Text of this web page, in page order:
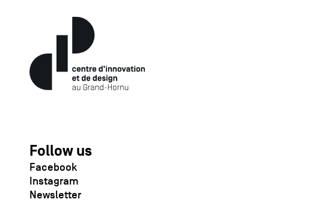
Follow us
Facebook
Instagram
Newsletter